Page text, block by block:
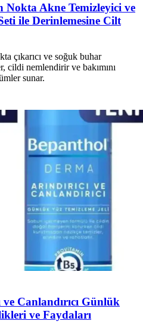
Akne Temizleyici ve
ile Derinlemesine Cilt
çıkarıcı ve soğuk buhar
cildi nemlendirir ve bakımını
sunar.
Canlandırıcı Günlük
ve Faydaları